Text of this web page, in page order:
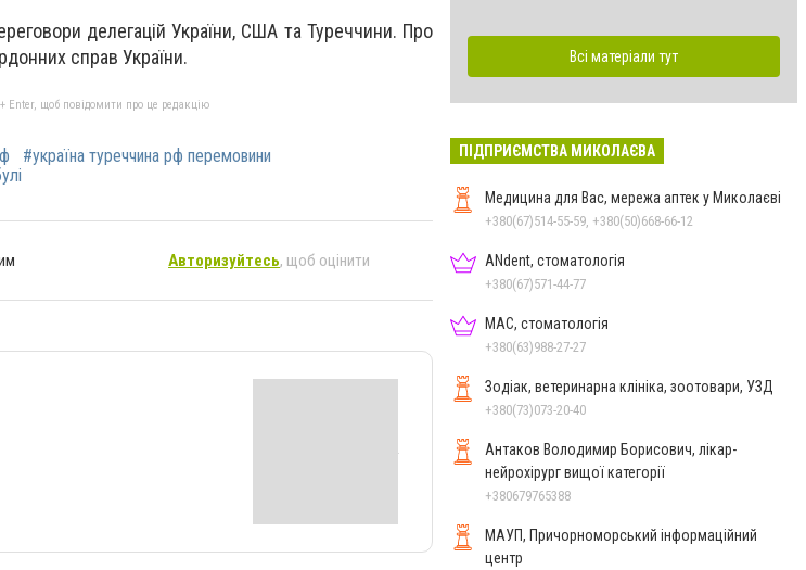
делегацій України, США та Туреччини. Про
справ України.
Enter, щоб повідомити про це редакцію
#україна туреччина рф перемовини
Авторизуйтесь, щоб оцінити
Всі матеріали тут
ПІДПРИЄМСТВА МИКОЛАЄВА
Медицина для Вас, мережа аптек у Миколаєві
+380(67)514-55-59, +380(50)668-66-12
ANdent, стоматологія
+380(67)571-44-77
МАС, стоматологія
+380(63)988-27-27
Зодіак, ветеринарна клініка, зоотовари, УЗД
+380(73)073-20-40
Антаков Володимир Борисович, лікар-
нейрохірург вищої категорії
+380679765388
МАУП, Причорноморський інформаційний
центр